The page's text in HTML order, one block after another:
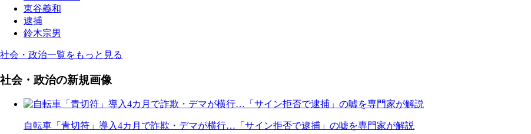
東谷義和
逮捕
鈴木宗男
社会・政治一覧をもっと見る
社会・政治の新規画像
自転車「青切符」導入4カ月で詐欺・デマが横行…「サイン拒否で逮捕」の嘘を専門家が解説